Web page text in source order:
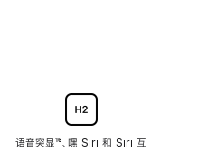
语音突显脚
¹⁶、嘿 Siri 和 Siri 互